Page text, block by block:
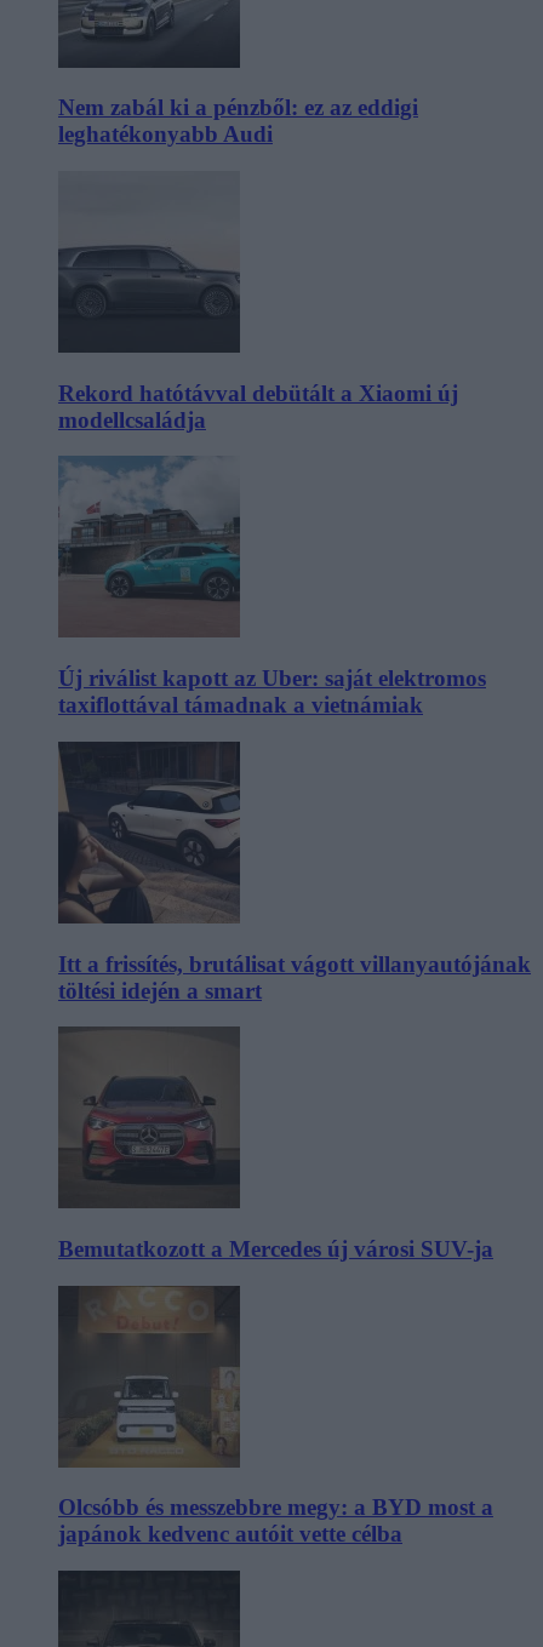
Nem zabál ki a pénzből: ez az eddigi
leghatékonyabb Audi
Rekord hatótávval debütált a Xiaomi új
modellcsaládja
Új riválist kapott az Uber: saját elektromos
taxiflottával támadnak a vietnámiak
Itt a frissítés, brutálisat vágott villanyautójának
töltési idején a smart
Bemutatkozott a Mercedes új városi SUV-ja
Olcsóbb és messzebbre megy: a BYD most a
japánok kedvenc autóit vette célba